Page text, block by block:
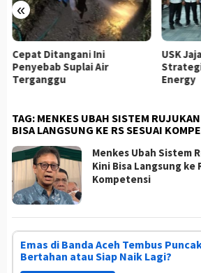
«
Cepat Ditangani Ini
Penyebab Suplai Air
Terganggu
USK
Energy
TAG: MENKES UBAH SISTEM
BISA LANGSUNG KE RS SESUAI
Menkes Ubah Sistem
Kini Bisa Langsung ke
Kompetensi
Emas di Banda Aceh Tembus
Bertahan atau Siap Naik Lagi?